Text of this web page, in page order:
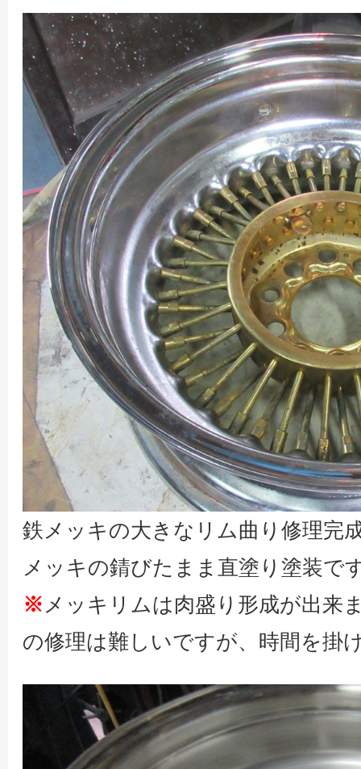
鉄メッキの大きなリム曲り修理完
メッキの錆びたまま直塗り塗装で
※ メッキリムは肉盛り形成が出来
の修理は難しいですが、時間を掛